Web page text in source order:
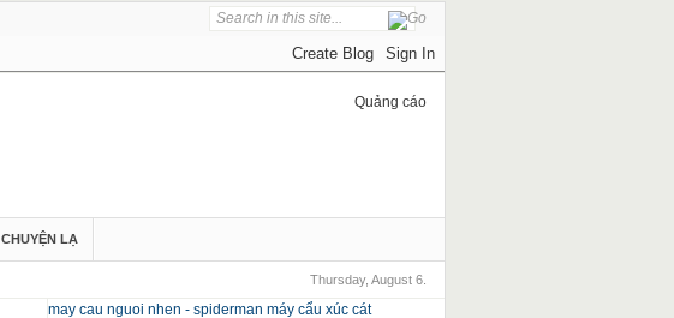
Quảng cáo
CHUYỆN LẠ
Thursday, August 6.
may cau nguoi nhen - spiderman máy cẩu xúc cát